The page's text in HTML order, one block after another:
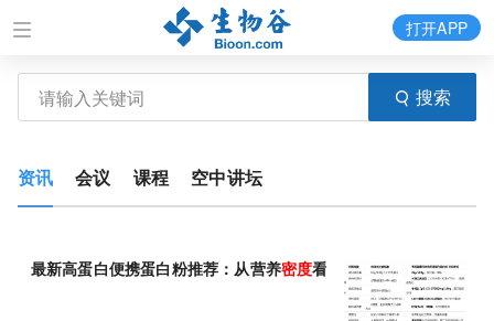
搜索
打开APP
资讯 会议 课程 空中讲坛
最新高蛋白便携蛋白粉推荐：从营养密度看谁是真“性价比之王”